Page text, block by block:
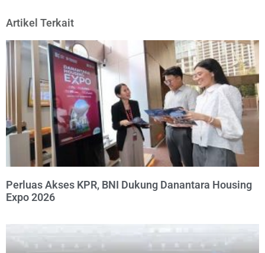
Artikel Terkait
Perluas Akses KPR, BNI Dukung Danantara Housing
Expo 2026